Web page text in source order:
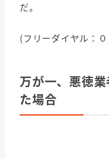
だ。
(フリーダイヤル：
万が一、悪徳
た場合